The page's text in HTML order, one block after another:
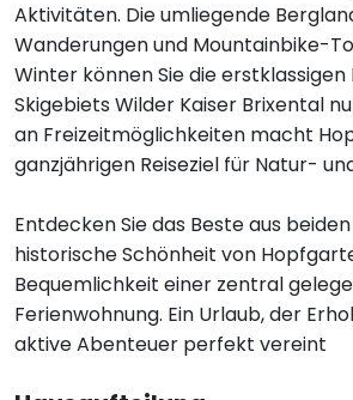
Aktivitäten. Die umliegende
Wanderungen und Mountainbike-
Winter können Sie die erstklassigen
Skigebiets Wilder Kaiser Brixental
an Freizeitmöglichkeiten macht
ganzjährigen Reiseziel für Natur-
Entdecken Sie das Beste aus
historische Schönheit von
Bequemlichkeit einer zentral
Ferienwohnung. Ein Urlaub, der
aktive Abenteuer perfekt vereint